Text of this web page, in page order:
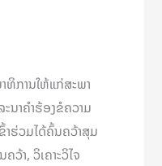
ການໃຫ້ແກ່ສະພາ
ນາຄໍາຮ້ອງຂໍຄວາມ
າຮ່ວມໄດ້ຄົ້ນຄວ້າສຸມ
າ, ວິເຄາະວິໄຈ